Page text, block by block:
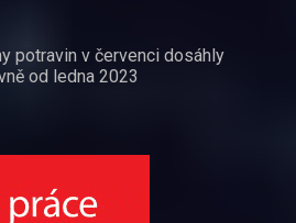
potravin v červenci dosáhly
od ledna 2023